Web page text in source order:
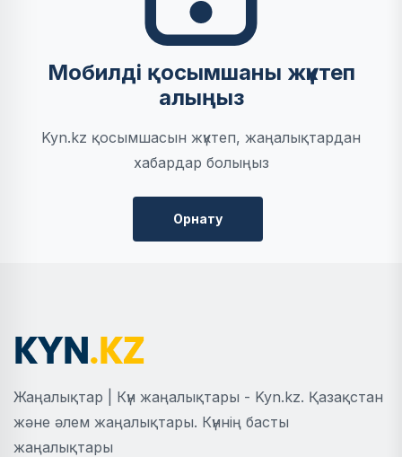
Мобилді қосымшаны жүктеп
алыңыз
Kyn.kz қосымшасын жүктеп, жаңалықтардан
хабардар болыңыз
Орнату
Жаңалықтар | Күн жаңалықтары - Kyn.kz. Қазақстан
және әлем жаңалықтары. Күннің басты
жаңалықтары